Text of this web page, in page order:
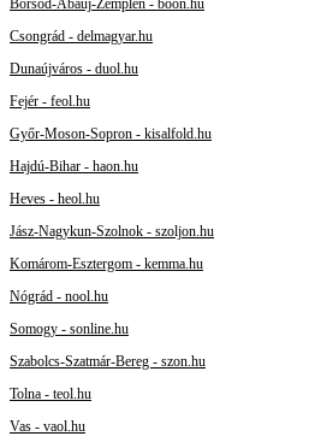
Csongrád - delmagyar.hu
Dunaújváros - duol.hu
Fejér - feol.hu
Győr-Moson-Sopron - kisalfold.hu
Hajdú-Bihar - haon.hu
Heves - heol.hu
Jász-Nagykun-Szolnok - szoljon.hu
Komárom-Esztergom - kemma.hu
Nógrád - nool.hu
Somogy - sonline.hu
Szabolcs-Szatmár-Bereg - szon.hu
Tolna - teol.hu
Vas - vaol.hu